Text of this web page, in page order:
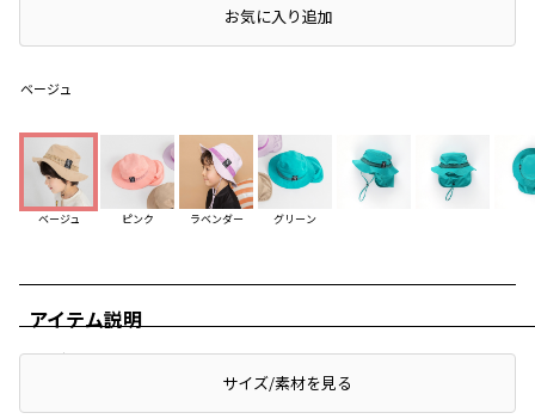
ベージュ
ベージュ ピンク ラベンダー グリーン
レビュー
店頭在庫を確認するお気に入り追加
アイテム説明
サイズ/素材を見る